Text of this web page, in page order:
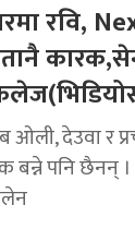
रवि,
ओली, देउवा र
पनि छैनन् ।